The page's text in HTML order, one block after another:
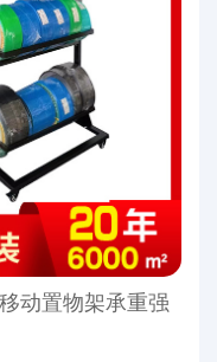
动置物架承重强